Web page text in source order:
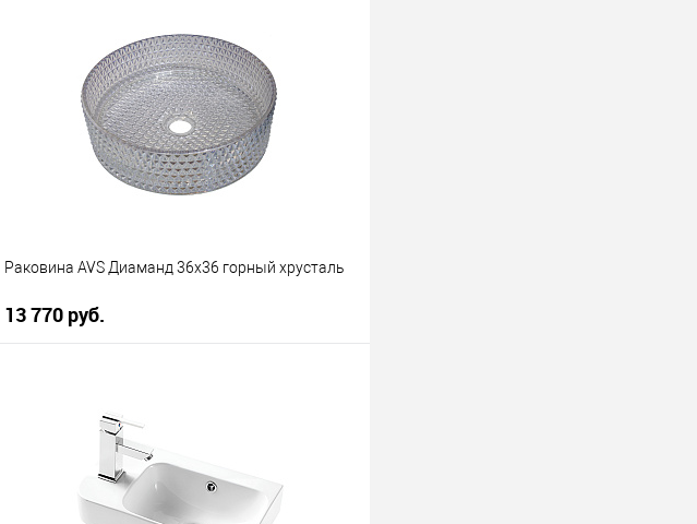
Раковина AVS Диаманд 36x36 горный хрусталь
13 770 руб.
Купить в 1 клик
В избранное